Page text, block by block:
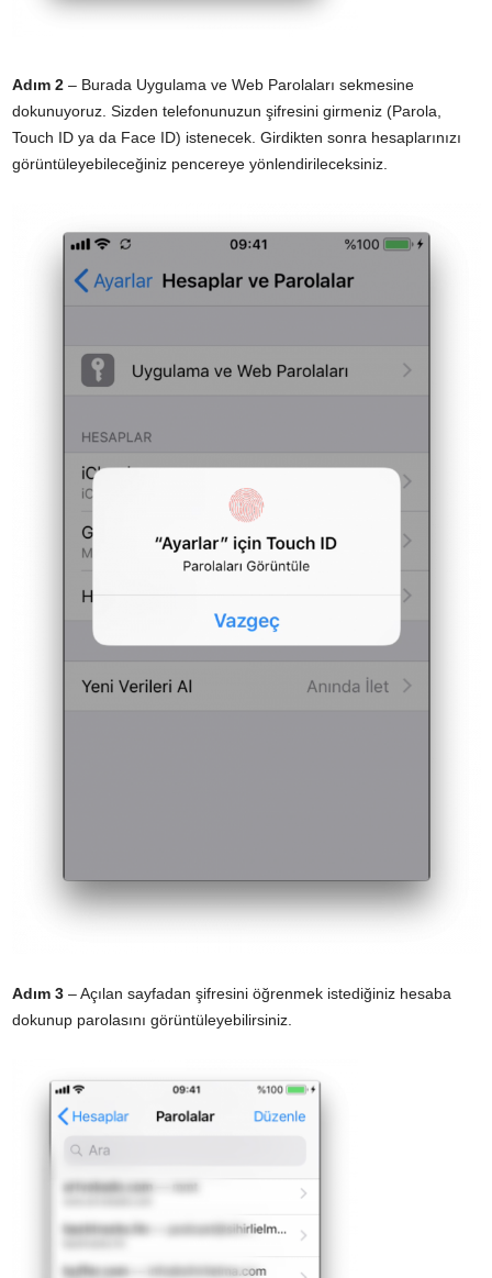
Adım 2 – Burada Uygulama ve Web Parolaları sekmesine
dokunuyoruz. Sizden telefonunuzun şifresini girmeniz (Parola,
Touch ID ya da Face ID) istenecek. Girdikten sonra hesaplarınızı
görüntüleyebileceğiniz pencereye yönlendirileceksiniz.
Adım 3 – Açılan sayfadan şifresini öğrenmek istediğiniz hesaba
dokunup parolasını görüntüleyebilirsiniz.